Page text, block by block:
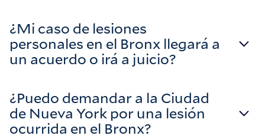
¿Mi caso de lesiones
personales en el Bronx llegará a
un acuerdo o irá a juicio?
¿Puedo demandar a la Ciudad
de Nueva York por una lesión
ocurrida en el Bronx?